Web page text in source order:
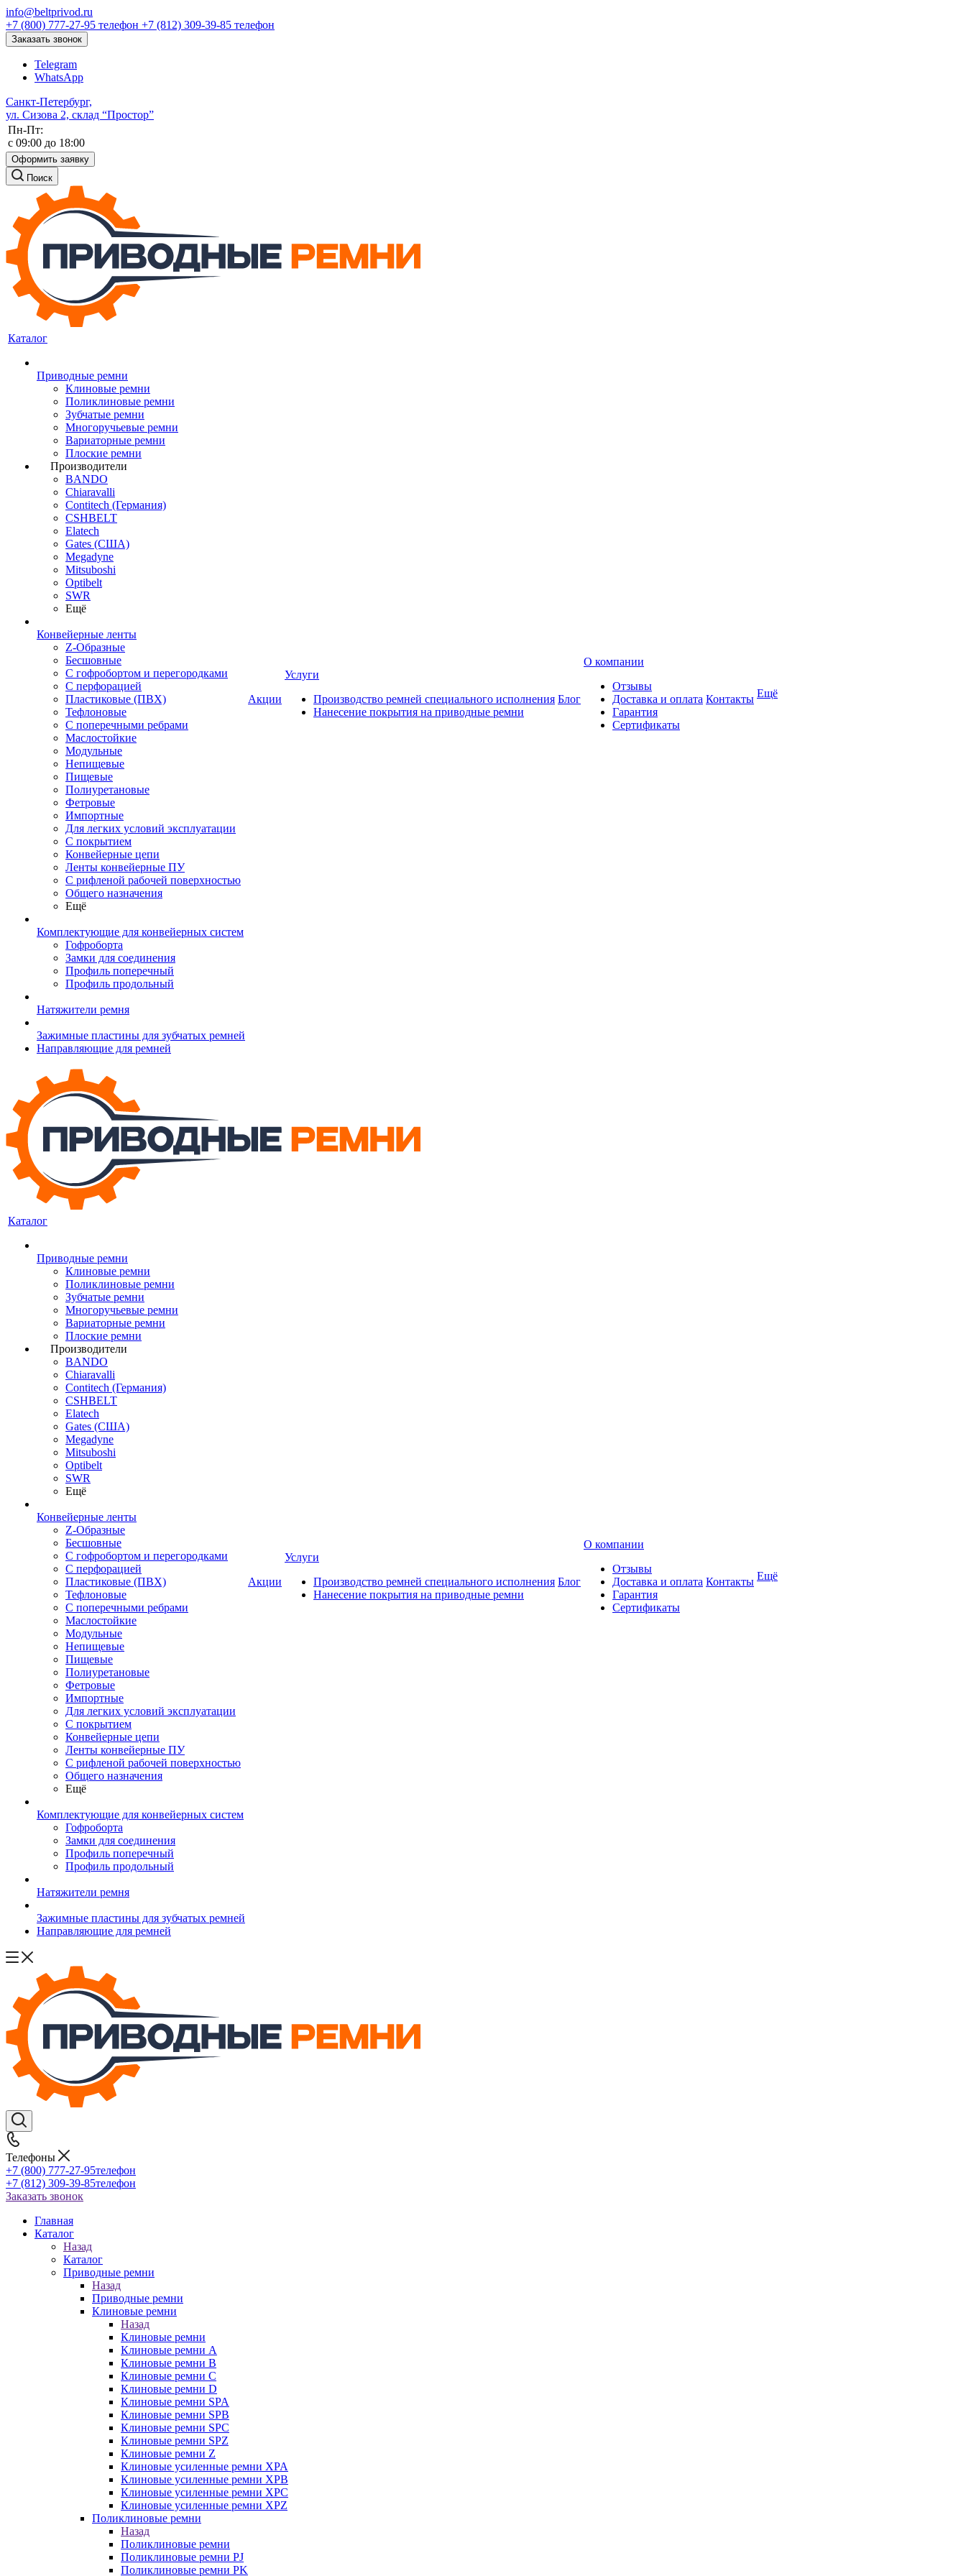
info@beltprivod.ru
+7 (800) 777-27-95 телефон +7 (812) 309-39-85 телефон
Заказать звонок
Telegram
WhatsApp
Санкт-Петербург,
ул. Сизова 2, склад “Простор”
Пн-Пт:
c 09:00 до 18:00
Оформить заявку
Поиск
Каталог
Приводные ремни
Клиновые ремни
Поликлиновые ремни
Зубчатые ремни
Многоручьевые ремни
Вариаторные ремни
Плоские ремни
Производители
BANDO
Chiaravalli
Contitech (Германия)
CSHBELT
Elatech
Gates (США)
Megadyne
Mitsuboshi
Optibelt
SWR
Ещё
Конвейерные ленты
Z-Образные
Бесшовные
С гофробортом и перегородками
С перфорацией
Пластиковые (ПВХ)
Тефлоновые
С поперечными ребрами
Маслостойкие
Модульные
Непищевые
Пищевые
Полиуретановые
Фетровые
Импортные
Для легких условий эксплуатации
С покрытием
Конвейерные цепи
Ленты конвейерные ПУ
С рифленой рабочей поверхностью
Общего назначения
Ещё
Комплектующие для конвейерных систем
Гофроборта
Замки для соединения
Профиль поперечный
Профиль продольный
Натяжители ремня
Зажимные пластины для зубчатых ремней
Направляющие для ремней
Акции
Услуги
Производство ремней специального исполнения
Нанесение покрытия на приводные ремни
Блог
О компании
Отзывы
Доставка и оплата
Гарантия
Сертификаты
Контакты Ещё
Каталог
Приводные ремни
Клиновые ремни
Поликлиновые ремни
Зубчатые ремни
Многоручьевые ремни
Вариаторные ремни
Плоские ремни
Производители
BANDO
Chiaravalli
Contitech (Германия)
CSHBELT
Elatech
Gates (США)
Megadyne
Mitsuboshi
Optibelt
SWR
Ещё
Конвейерные ленты
Z-Образные
Бесшовные
С гофробортом и перегородками
С перфорацией
Пластиковые (ПВХ)
Тефлоновые
С поперечными ребрами
Маслостойкие
Модульные
Непищевые
Пищевые
Полиуретановые
Фетровые
Импортные
Для легких условий эксплуатации
С покрытием
Конвейерные цепи
Ленты конвейерные ПУ
С рифленой рабочей поверхностью
Общего назначения
Ещё
Комплектующие для конвейерных систем
Гофроборта
Замки для соединения
Профиль поперечный
Профиль продольный
Натяжители ремня
Зажимные пластины для зубчатых ремней
Направляющие для ремней
Акции
Услуги
Производство ремней специального исполнения
Нанесение покрытия на приводные ремни
Блог
О компании
Отзывы
Доставка и оплата
Гарантия
Сертификаты
Контакты Ещё
Телефоны
+7 (800) 777-27-95телефон
+7 (812) 309-39-85телефон
Заказать звонок
Главная
Каталог
Назад
Каталог
Приводные ремни
Назад
Приводные ремни
Клиновые ремни
Назад
Клиновые ремни
Клиновые ремни A
Клиновые ремни B
Клиновые ремни C
Клиновые ремни D
Клиновые ремни SPA
Клиновые ремни SPB
Клиновые ремни SPC
Клиновые ремни SPZ
Клиновые ремни Z
Клиновые усиленные ремни XPA
Клиновые усиленные ремни XPB
Клиновые усиленные ремни XPC
Клиновые усиленные ремни XPZ
Поликлиновые ремни
Назад
Поликлиновые ремни
Поликлиновые ремни PJ
Поликлиновые ремни PK